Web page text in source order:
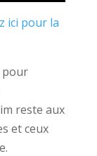
ici pour la
pour
reste aux
et ceux